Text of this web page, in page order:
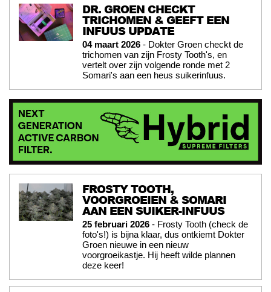
DR. GROEN CHECKT
TRICHOMEN & GEEFT EEN
INFUUS UPDATE
04 maart 2026 - Dokter Groen checkt de
trichomen van zijn Frosty Tooth's, en
vertelt over zijn volgende ronde met 2
Somari's aan een heus suikerinfuus.
FROSTY TOOTH,
VOORGROEIEN & SOMARI
AAN EEN SUIKER-INFUUS
25 februari 2026 - Frosty Tooth (check de
foto's!) is bijna klaar, dus ontkiemt Dokter
Groen nieuwe in een nieuw
voorgroeikastje. Hij heeft wilde plannen
deze keer!